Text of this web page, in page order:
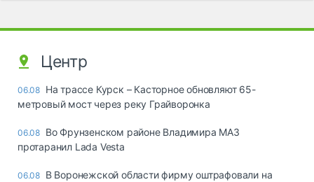
Центр
06.08 На трассе Курск – Касторное обновляют 65-
метровый мост через реку Грайворонка
06.08 Во Фрунзенском районе Владимира МАЗ
протаранил Lada Vesta
06.08 В Воронежской области фирму оштрафовали на